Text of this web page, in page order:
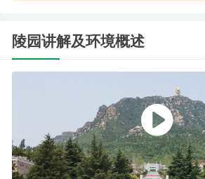
陵园讲解及环境概述